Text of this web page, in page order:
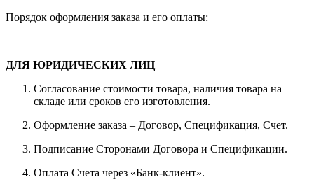
Порядок оформления заказа и его оплаты:
ДЛЯ ЮРИДИЧЕСКИХ ЛИЦ
Согласование стоимости товара, наличия товара на
складе или сроков его изготовления.
Оформление заказа – Договор, Спецификация, Счет.
Подписание Сторонами Договора и Спецификации.
Оплата Счета через «Банк-клиент».